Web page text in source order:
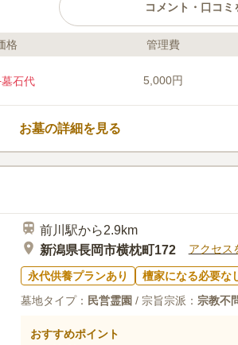
コメント・口コミ
ライフドット編集部のコメント
陽当たりもよく爽やかな気持ち
画の広さを6㎡から20㎡の範囲
た区画がほしい方におすすめで
でも滑りにくく、お年寄りの方
参りすることができます。
墓地の周りには何もなくゆっ
は、ホームセンター等も多くどこでも買
事前に。特に問題なし
格 管理費
石代 5,000円
お墓の詳細を見る
前川駅から2.9km
新潟県長岡市横枕町172
アクセス
永代供養プランあり 檀家になる必要な
墓地タイプ： 民営霊園 / 宗旨宗派： 宗教不
おすすめポイント